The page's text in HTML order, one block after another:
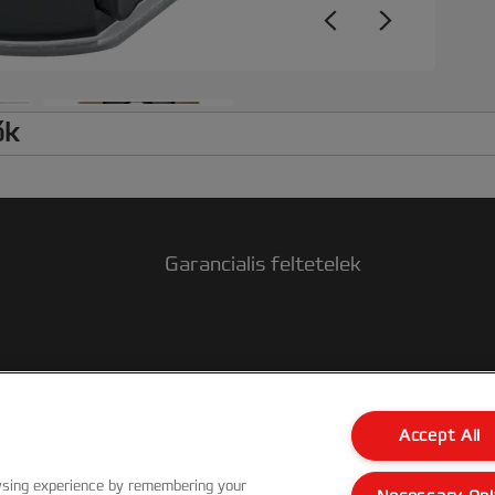
Garancialis feltetelek
experience by remembering your
Accept All